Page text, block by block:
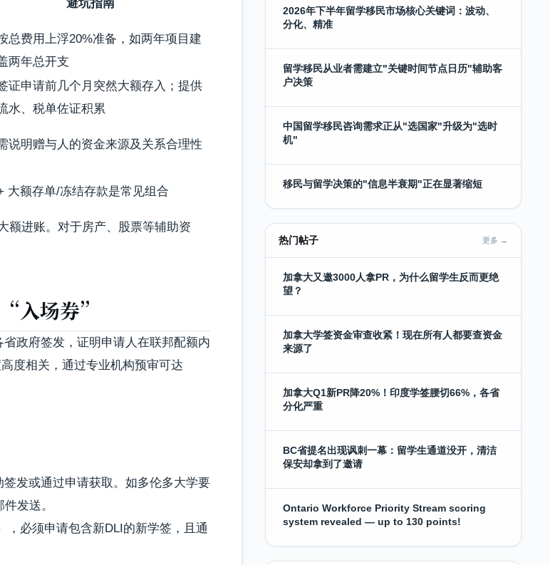
避坑指南
总费用上浮20%准备，如两年项目建
两年总开支
证申请前几个月突然大额存入；提供
水、税单佐证积累
说明赠与人的资金来源及关系合理性
大额存单/冻结存款是常见组合
额进账。对于房产、股票等辅助资
入场券”
政府签发，证明申请人在联邦配额内
度相关，通过专业机构预审可达
发或通过申请获取。如多伦多大学要
发送。
，必须申请包含新DLI的新学签，且通
2026年下半年留学移民市场核心关键词：波动、
分化、精准
留学移民从业者需建立"关键时间节点日历"辅助客
户决策
中国留学移民咨询需求正从"选国家"升级为"选时
机"
移民与留学决策的"信息半衰期"正在显著缩短
热门帖子 更多 →
加拿大又邀3000人拿PR，为什么留学生反而更绝
望？
加拿大学签资金审查收紧！现在所有人都要查资金
来源了
加拿大Q1新PR降20%！印度学签腰切66%，各省
分化严重
BC省提名出现讽刺一幕：留学生通道没开，清洁
保安却拿到了邀请
Ontario Workforce Priority Stream scoring
system revealed — up to 130 points!